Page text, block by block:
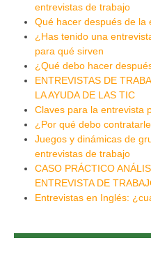
entrevistas de trabajo
Qué hacer después de la
¿Has tenido una
para qué sirven
¿Qué debo hacer
ENTREVISTAS DE
LA AYUDA DE LAS TIC
Claves para la entrevista
¿Por qué debo
Juegos y dinámicas de
entrevistas de trabajo
CASO PRÁCTICO
ENTREVISTA DE
Entrevistas en Inglés: